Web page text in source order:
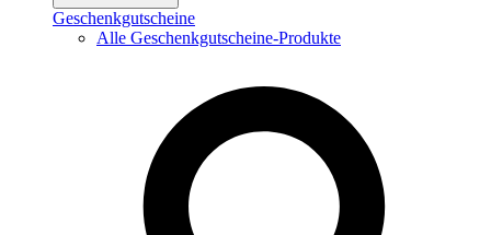
Geschenkgutscheine
Alle Geschenkgutscheine-Produkte